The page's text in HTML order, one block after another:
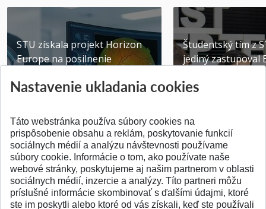
STU získala projekt Horizon
Europe na posilnenie
Publikované 31.07.2026
Študentský tím z
jediný zastupoval
Publikované
SPÄŤ NA VRCH
Nastavenie ukladania cookies
Táto webstránka používa súbory cookies na
prispôsobenie obsahu a reklám, poskytovanie funkcií
sociálnych médií a analýzu návštevnosti používame
súbory cookie. Informácie o tom, ako používate naše
webové stránky, poskytujeme aj našim partnerom v oblasti
sociálnych médií, inzercie a analýzy. Títo partneri môžu
príslušné informácie skombinovať s ďalšími údajmi, ktoré
ste im poskytli alebo ktoré od vás získali, keď ste používali